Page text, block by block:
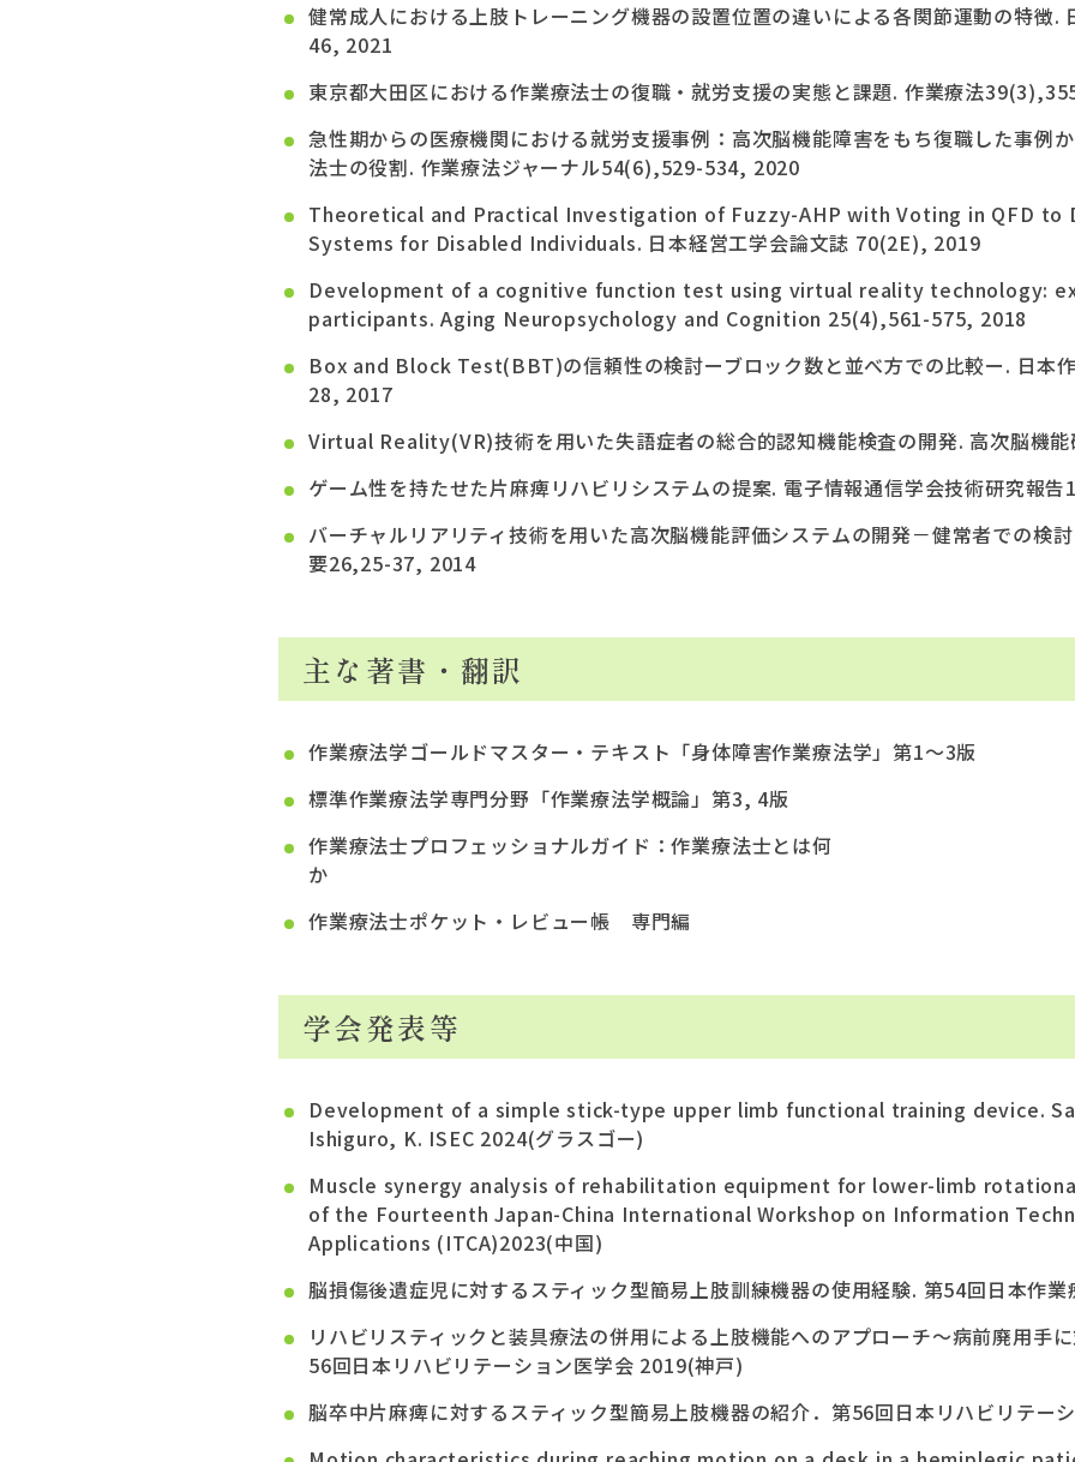
健常成人における上肢トレーニング機器の設置位置の違いによる各関節運動の特徴
46, 2021
東京都大田区における作業療法士の復職・就労支援の実態と課題. 作業療法
急性期からの医療機関における就労支援事例：高次脳機能障害をもち復職した事例
法士の役割. 作業療法ジャーナル54(6),529-534, 2020
Theoretical and Practical Investigation of Fuzzy-AHP with Voting in QFD to
Systems for Disabled Individuals. 日本経営工学会論文誌 70(2E), 2019
Development of a cognitive function test using virtual reality technology:
participants. Aging Neuropsychology and Cognition 25(4),561-575, 2018
Box and Block Test(BBT)の信頼性の検討ーブロック数と並べ方での比較ー. 日本
28, 2017
Virtual Reality(VR)技術を用いた失語症者の総合的認知機能検査の開発. 高次脳機
ゲーム性を持たせた片麻痺リハビリシステムの提案. 電子情報通信学会技術研究報
バーチャルリアリティ技術を用いた高次脳機能評価システムの開発－健常者での検
要26,25-37, 2014
主な著書・翻訳
作業療法学ゴールドマスター・テキスト「身体障害作業療法学」第1～3版
標準作業療法学専門分野「作業療法学概論」第3, 4版
作業療法士プロフェッショナルガイド：作業療法士とは何
か
作業療法士ポケット・レビュー帳 専門編
学会発表等
Development of a simple stick-type upper limb functional training device.
Ishiguro, K. ISEC 2024(グラスゴー)
Muscle synergy analysis of rehabilitation equipment for lower-limb
of the Fourteenth Japan-China International Workshop on Information
Applications (ITCA)2023(中国)
脳損傷後遺症児に対するスティック型簡易上肢訓練機器の使用経験. 第54回日本作
リハビリスティックと装具療法の併用による上肢機能へのアプローチ～病前廃用手
56回日本リハビリテーション医学会 2019(神戸)
脳卒中片麻痺に対するスティック型簡易上肢機器の紹介．第56回日本リハビリテ